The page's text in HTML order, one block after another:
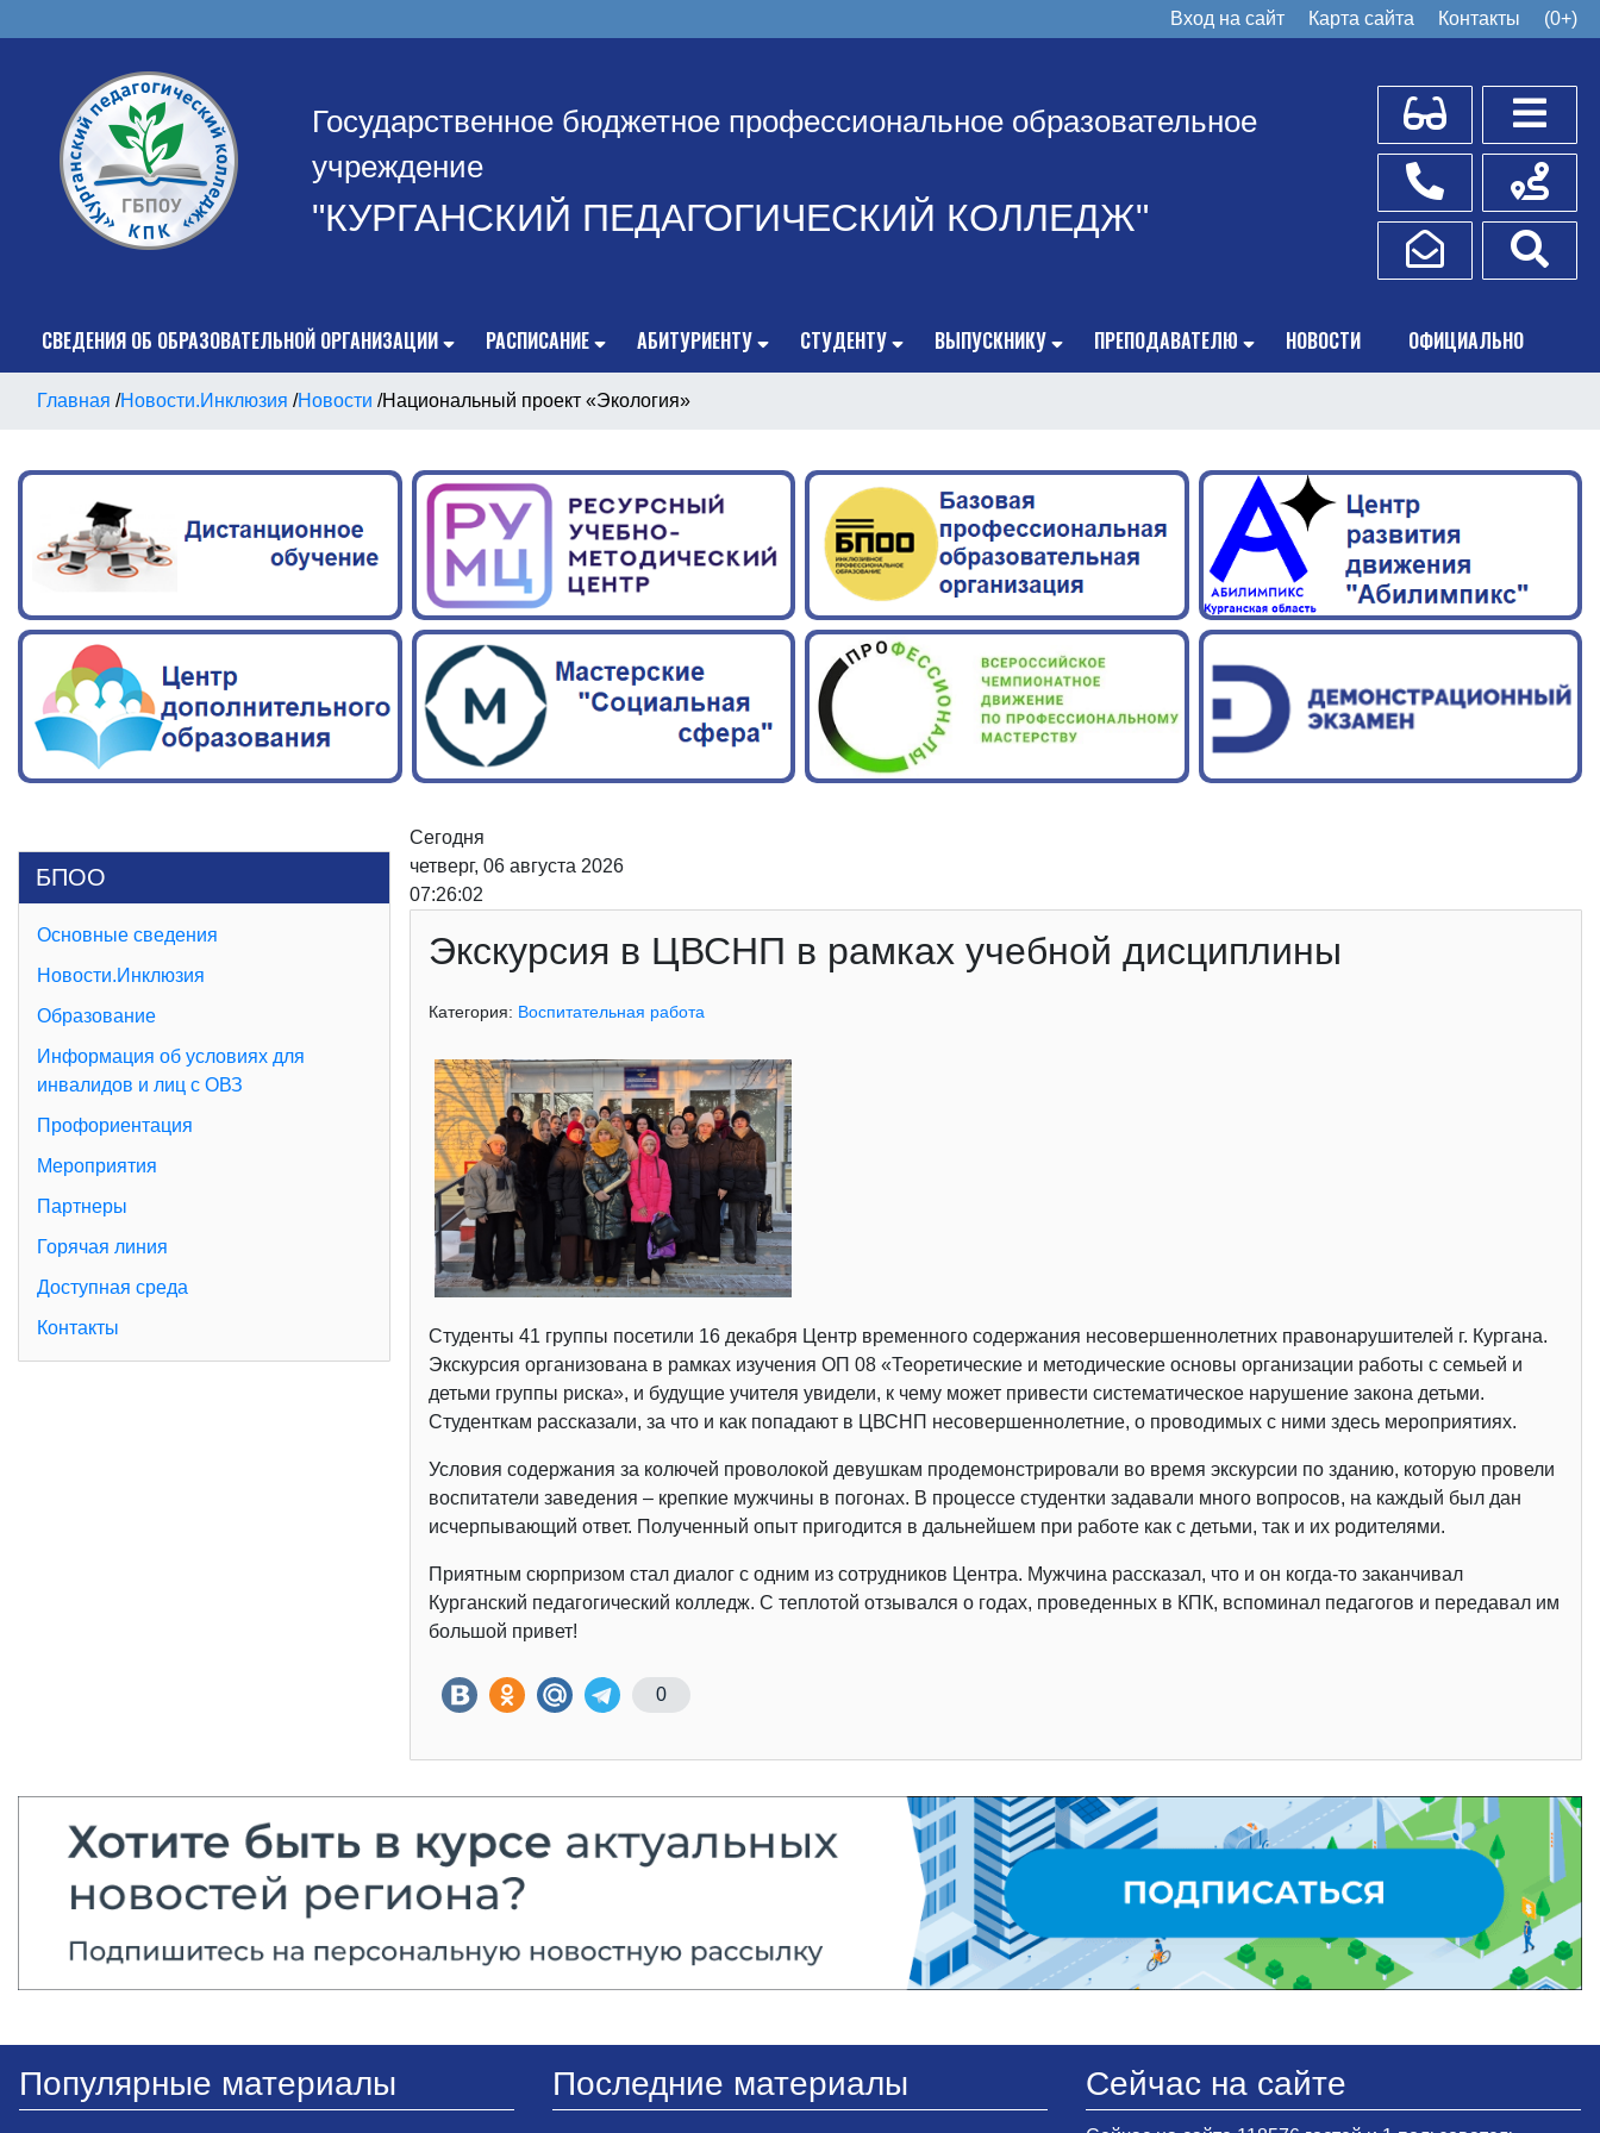
Вход на сайт Карта сайта Контакты (0+)
Государственное бюджетное профессиональное образовательное
учреждение
"КУРГАНСКИЙ ПЕДАГОГИЧЕСКИЙ КОЛЛЕДЖ"
Для слабовидящих
Телефоны
Написать обращение
Схема
СВЕДЕНИЯ ОБ ОБРАЗОВАТЕЛЬНОЙ ОРГАНИЗАЦИИ РАСПИСАНИЕ АБИТУРИЕНТУ СТУДЕНТУ ВЫПУСКНИКУ ПРЕПОДАВАТЕЛЮ НОВОСТИ ОФИЦИАЛЬНО
Главная /Новости.Инклюзия /Новости /Национальный проект «Экология»
БПОО
Основные сведения
Новости.Инклюзия
Образование
Информация об условиях для
инвалидов и лиц с ОВЗ
Профориентация
Мероприятия
Партнеры
Горячая линия
Доступная среда
Контакты
Сегодня
четверг, 06 августа 2026
07:26:03
Экскурсия в ЦВСНП в рамках учебной дисциплины
Категория: Воспитательная работа
Студенты 41 группы посетили 16 декабря Центр временного содержания несовершеннолетних правонарушителей г. Кургана.
Экскурсия организована в рамках изучения ОП 08 «Теоретические и методические основы организации работы с семьей и
детьми группы риска», и будущие учителя увидели, к чему может привести систематическое нарушение закона детьми.
Студенткам рассказали, за что и как попадают в ЦВСНП несовершеннолетние, о проводимых с ними здесь мероприятиях.
Условия содержания за колючей проволокой девушкам продемонстрировали во время экскурсии по зданию, которую провели
воспитатели заведения – крепкие мужчины в погонах. В процессе студентки задавали много вопросов, на каждый был дан
исчерпывающий ответ. Полученный опыт пригодится в дальнейшем при работе как с детьми, так и их родителями.
Приятным сюрпризом стал диалог с одним из сотрудников Центра. Мужчина рассказал, что и он когда-то заканчивал
Курганский педагогический колледж. С теплотой отзывался о годах, проведенных в КПК, вспоминал педагогов и передавал им
большой привет!
0
Популярные материалы Последние материалы Сейчас на сайте